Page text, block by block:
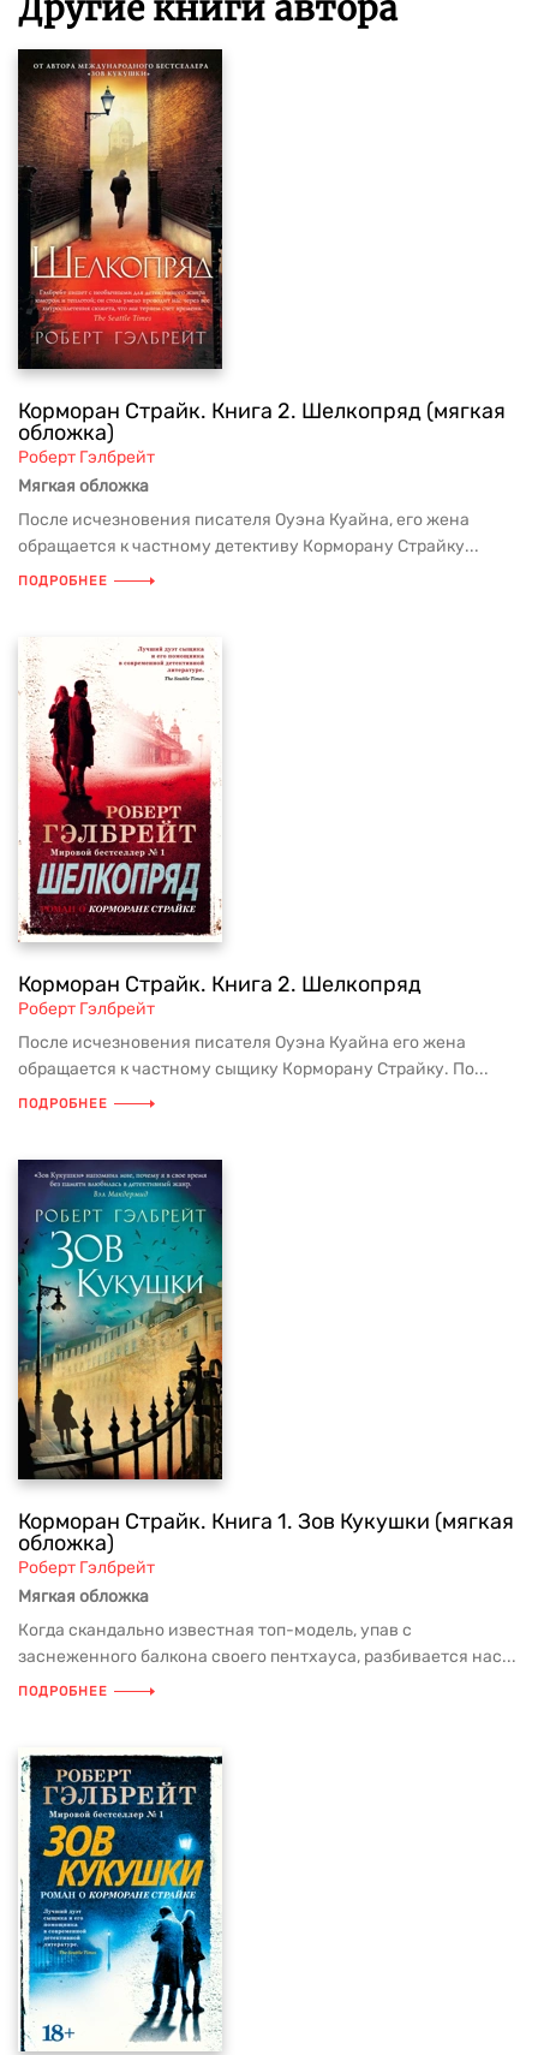
Другие книги автора
Корморан Страйк. Книга 2. Шелкопряд (мягкая
обложка)
Роберт Гэлбрейт
Мягкая обложка
После исчезновения писателя Оуэна Куайна, его жена
обращается к частному детективу Корморану Страйку...
ПОДРОБНЕЕ
Корморан Страйк. Книга 2. Шелкопряд
Роберт Гэлбрейт
После исчезновения писателя Оуэна Куайна его жена
обращается к частному сыщику Корморану Страйку. По...
ПОДРОБНЕЕ
Корморан Страйк. Книга 1. Зов Кукушки (мягкая
обложка)
Роберт Гэлбрейт
Мягкая обложка
Когда скандально известная топ-модель, упав с
заснеженного балкона своего пентхауса, разбивается нас...
ПОДРОБНЕЕ